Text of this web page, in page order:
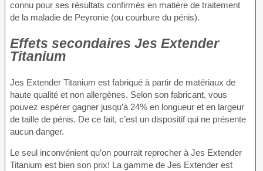
connu pour ses résultats confirmés en matière de traitement
de la maladie de Peyronie (ou courbure du pénis).
Effets secondaires Jes Extender
Titanium
Jes Extender Titanium est fabriqué à partir de matériaux de
haute qualité et non allergènes. Selon son fabricant, vous
pouvez espérer gagner jusqu’à 24% en longueur et en largeur
de taille de pénis. De ce fait, c’est un dispositif qui ne présente
aucun danger.
Le seul inconvénient qu’on pourrait reprocher à Jes Extender
Titanium est bien son prix! La gamme de Jes Extender est